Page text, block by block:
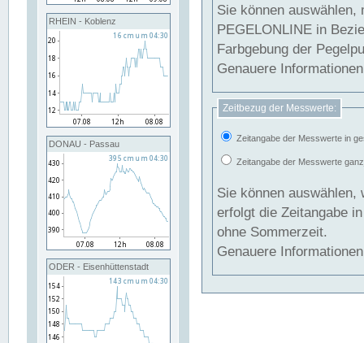
RHEIN - Koblenz
DONAU - Passau
ODER - Eisenhüttenstadt
Sie können
PEGELONLINE in Beziehung
Farbgebung der
Genauere
Zeitbezug der Messwerte:
Zeitangabe der Messwerte in
Zeitangabe der Messwerte
Sie können auswählen,
erfolgt die Zeitangabe
ohne Sommerzeit.
Genauere